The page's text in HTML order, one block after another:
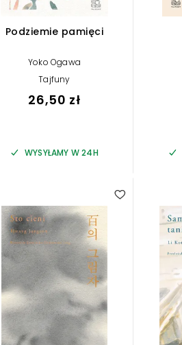
Podziemie pamięci
Yoko Ogawa
Tajfuny
26,50 zł
WYSYŁAMY W 24H